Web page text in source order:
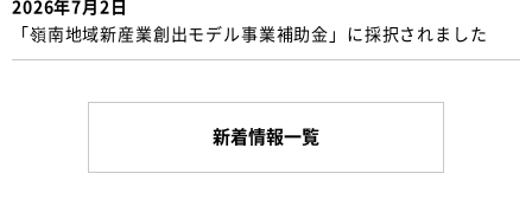
2026年7月2日
「嶺南地域新産業創出モデル事業補助金」に採択されました
新着情報一覧